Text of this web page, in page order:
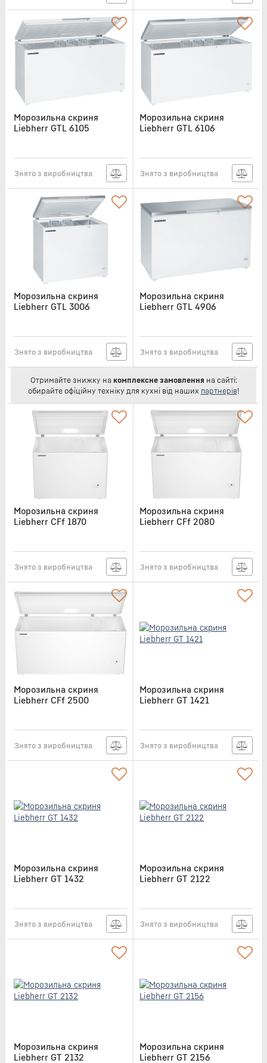
Морозильна скриня
Liebherr GTL 6105
Знято з виробництва
Морозильна скриня
Liebherr GTL 6106
Знято з виробництва
Морозильна скриня
Liebherr GTL 3006
Знято з виробництва
Морозильна скриня
Liebherr GTL 4906
Знято з виробництва
Отримайте знижку на комплексне замовлення на сайті:
обирайте офіційну техніку для кухні від наших партнерів!
Морозильна скриня
Liebherr CFf 1870
Знято з виробництва
Морозильна скриня
Liebherr CFf 2080
Знято з виробництва
Морозильна скриня
Liebherr CFf 2500
Знято з виробництва
Морозильна скриня
Liebherr GT 1421
Знято з виробництва
Морозильна скриня
Liebherr GT 1432
Знято з виробництва
Морозильна скриня
Liebherr GT 2122
Знято з виробництва
Морозильна скриня
Liebherr GT 2132
Морозильна скриня
Liebherr GT 2156